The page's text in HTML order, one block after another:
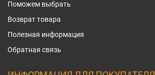
Поможем выбрать
Возврат товара
Полезная информация
Обратная связь